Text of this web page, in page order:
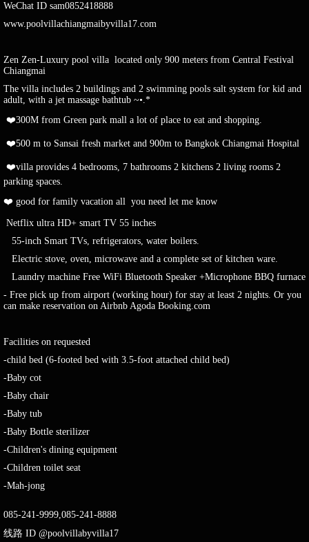
WeChat ID sam0852418888
www.poolvillachiangmaibyvilla17.com
Zen Zen-Luxury pool villa located only 900 meters from Central Festival
Chiangmai
The villa includes 2 buildings and 2 swimming pools salt system for kid and
adult, with a jet massage bathtub ~•.*
❤️300M from Green park mall a lot of place to eat and shopping.
❤️500 m to Sansai fresh market and 900m to Bangkok Chiangmai Hospital
❤️villa provides 4 bedrooms, 7 bathrooms 2 kitchens 2 living rooms 2
parking spaces.
❤️ good for family vacation all you need let me know
Netflix ultra HD+ smart TV 55 inches
55-inch Smart TVs, refrigerators, water boilers.
Electric stove, oven, microwave and a complete set of kitchen ware.
Laundry machine Free WiFi Bluetooth Speaker +Microphone BBQ furnace
- Free pick up from airport (working hour) for stay at least 2 nights. Or you
can make reservation on Airbnb Agoda Booking.com
Facilities on requested
-child bed (6-footed bed with 3.5-foot attached child bed)
-Baby cot
-Baby chair
-Baby tub
-Baby Bottle sterilizer
-Children's dining equipment
-Children toilet seat
-Mah-jong
085-241-9999,085-241-8888
线路 ID @poolvillabyvilla17